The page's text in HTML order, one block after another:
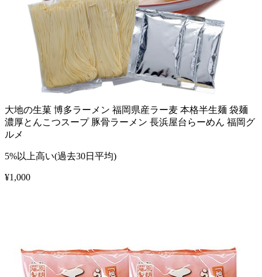
大地の生菓 博多ラーメン 福岡県産ラー麦 本格半生麺 袋麺
濃厚とんこつスープ 豚骨ラーメン 長浜屋台らーめん 福岡グ
ルメ
5%以上高い(過去30日平均)
¥1,000